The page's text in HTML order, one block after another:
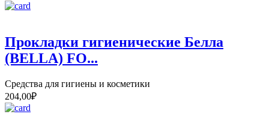
Прокладки гигиенические Белла
(BELLA) FO...
Средства для гигиены и косметики
204,00₽